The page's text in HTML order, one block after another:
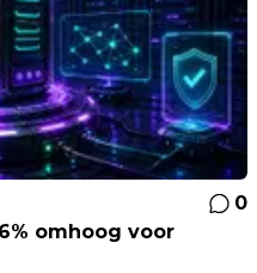
0
omhoog voor